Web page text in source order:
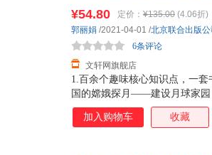
折，既给娃讲故事，又让娃学
名专家联合审订，两院院士签
读物。由中国航天科工二院二
1.百余个趣味核心知识点，一
国的嫦娥探月——建设月球家园
球的前世今生未来。2.中国风
携带月壤返回以来，第一套为
¥54.80 定价： ¥135.00 (4.06折)
文轩网旗舰店
6条评论
郭丽娟 /2021-04-01 /北京联合出版
加入购物车 收藏